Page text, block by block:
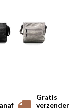
Gratis